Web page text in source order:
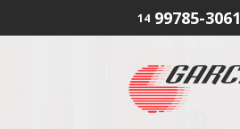
14 99785-3061